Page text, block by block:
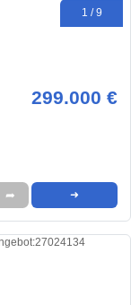
1 / 9
299.000 €
➦ ➜